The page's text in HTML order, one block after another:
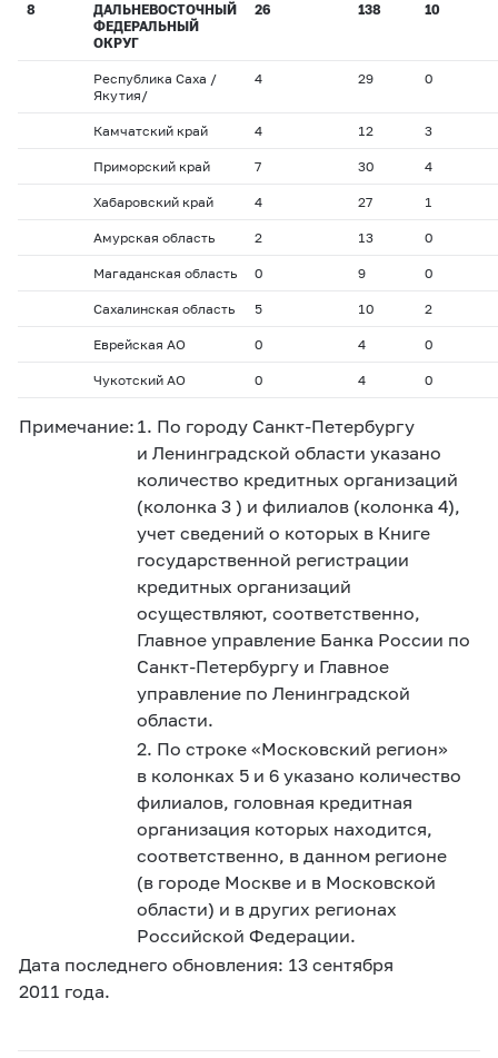
8
ДАЛЬНЕВОСТОЧНЫЙ
ФЕДЕРАЛЬНЫЙ
ОКРУГ
26 138 10
Республика Саха /
Якутия/
4 29 0
Камчатский край 4 12 3
Приморский край 7 30 4
Хабаровский край 4 27 1
Амурская область 2 13 0
Магаданская область 0 9 0
Сахалинская область 5 10 2
Еврейская АО 0 4 0
Чукотский АО 0 4 0
Примечание: 1. По городу Санкт-Петербургу
и Ленинградской области указано
количество кредитных организаций
(колонка 3 ) и филиалов (колонка 4),
учет сведений о которых в Книге
государственной регистрации
кредитных организаций
осуществляют, соответственно,
Главное управление Банка России по
Санкт-Петербургу и Главное
управление по Ленинградской
области.
2. По строке «Московский регион»
в колонках 5 и 6 указано количество
филиалов, головная кредитная
организация которых находится,
соответственно, в данном регионе
(в городе Москве и в Московской
области) и в других регионах
Российской Федерации.
Дата последнего обновления: 13 сентября
2011 года.